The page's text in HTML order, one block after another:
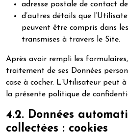
adresse postale de contact
d’autres détails que
peuvent être compris dans
transmises à travers le Site.
Après avoir rempli les
traitement de ses Données
case à cocher. L’Utilisateur peut
la présente politique de
4.2. Données
collectées : cookies